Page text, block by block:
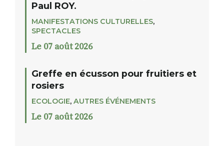
Paul ROY.
MANIFESTATIONS CULTURELLES,
SPECTACLES
Le 07 août 2026
Greffe en écusson pour fruitiers et
rosiers
ECOLOGIE, AUTRES ÉVÉNEMENTS
Le 07 août 2026